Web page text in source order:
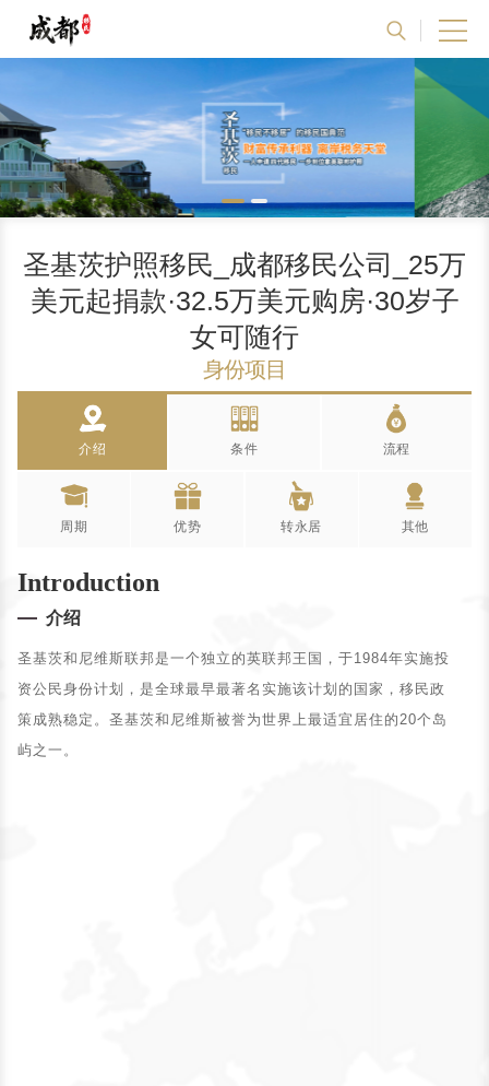
圣基茨护照移民_成都移民公司_25万
美元起捐款·32.5万美元购房·30岁子
女可随行
身份项目
介绍
条件
流程
Conditions
周期
优势
转永居
其他
Introduction
介绍
圣基茨和尼维斯联邦是一个独立的英联邦王国，于1984年实施投
资公民身份计划，是全球最早最著名实施该计划的国家，移民政
策成熟稳定。圣基茨和尼维斯被誉为世界上最适宜居住的20个岛
屿之一。